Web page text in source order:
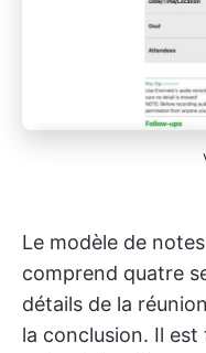
Le modèle de
comprend quatre
détails de la
la conclusion. Il